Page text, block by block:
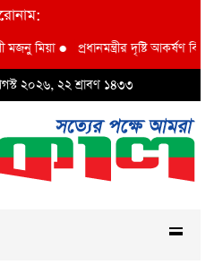
●প্রধানমন্ত্রীর দৃষ্টি আকর্ষণ বি আই
২০২৬, ২২ শ্রাবণ ১৪৩৩